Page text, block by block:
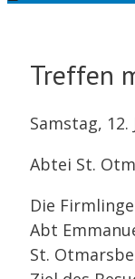
Treffen
Samstag, 12.
Abtei St.
Die
Abt
St.